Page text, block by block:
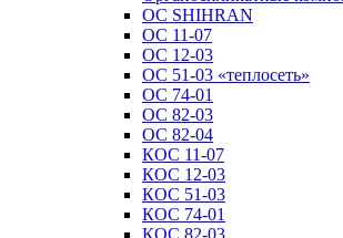
ОС SHIHRAN
ОС 11-07
ОС 12-03
ОС 51-03 «теплосеть»
ОС 74-01
ОС 82-03
ОС 82-04
КОС 11-07
КОС 12-03
КОС 51-03
КОС 74-01
КОС 82-03